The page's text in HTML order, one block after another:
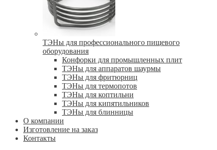
ТЭНы для профессионального пищевого
оборудования
Конфорки для промышленных плит
ТЭНы для аппаратов шаурмы
ТЭНы для фритюрниц
ТЭНы для термопотов
ТЭНы для коптильни
ТЭНы для кипятильников
ТЭНы для блинницы
О компании
Изготовление на заказ
Контакты